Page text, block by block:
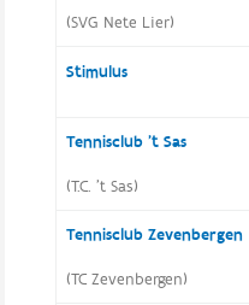
(SVG Nete Lier)
Stimulus
Tennisclub 't Sas
(T.C. 't Sas)
Tennisclub Zevenbergen
(TC Zevenbergen)